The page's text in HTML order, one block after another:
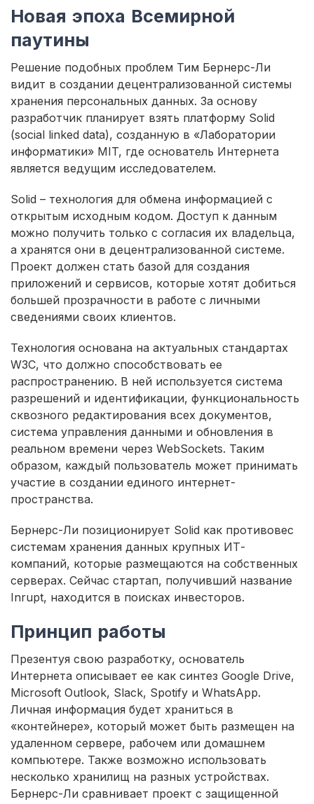
Новая эпоха Всемирной
паутины
Решение подобных проблем Тим Бернерс-Ли
видит в создании децентрализованной системы
хранения персональных данных. За основу
разработчик планирует взять платформу Solid
(social linked data), созданную в «Лаборатории
информатики» MIT, где основатель Интернета
является ведущим исследователем.
Solid – технология для обмена информацией с
открытым исходным кодом. Доступ к данным
можно получить только с согласия их владельца,
а хранятся они в децентрализованной системе.
Проект должен стать базой для создания
приложений и сервисов, которые хотят добиться
большей прозрачности в работе с личными
сведениями своих клиентов.
Технология основана на актуальных стандартах
W3C, что должно способствовать ее
распространению. В ней используется система
разрешений и идентификации, функциональность
сквозного редактирования всех документов,
система управления данными и обновления в
реальном времени через WebSockets. Таким
образом, каждый пользователь может принимать
участие в создании единого интернет-
пространства.
Бернерс-Ли позиционирует Solid как противовес
системам хранения данных крупных ИТ-
компаний, которые размещаются на собственных
серверах. Сейчас стартап, получивший название
Inrupt, находится в поисках инвесторов.
Принцип работы
Презентуя свою разработку, основатель
Интернета описывает ее как синтез Google Drive,
Microsoft Outlook, Slack, Spotify и WhatsApp.
Личная информация будет храниться в
«контейнере», который может быть размещен на
удаленном сервере, рабочем или домашнем
компьютере. Также возможно использовать
несколько хранилищ на разных устройствах.
Бернерс-Ли сравнивает проект с защищенной